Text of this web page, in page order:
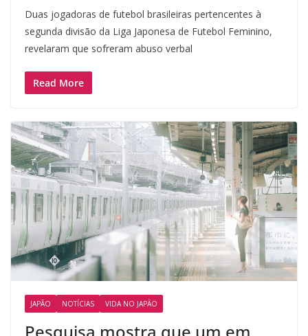
Duas jogadoras de futebol brasileiras pertencentes à
segunda divisão da Liga Japonesa de Futebol Feminino,
revelaram que sofreram abuso verbal
Read More
JAPÃO NOTÍCIAS VIDA NO JAPÃO
Pesquisa mostra que um em